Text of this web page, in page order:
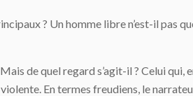
? Un homme libre n’est-il pas
de quel regard s’agit-il ? Celui qui,
En termes freudiens, le